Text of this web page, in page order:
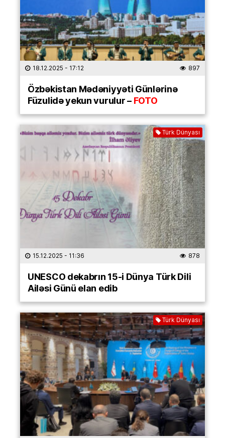
18.12.2025 - 17:12 897
Özbəkistan Mədəniyyəti Günlərinə
Füzulidə yekun vurulur –FOTO
Türk Dünyası
15.12.2025 - 11:36 878
UNESCO dekabrın 15-i Dünya Türk Dili
Ailəsi Günü elan edib
Türk Dünyası